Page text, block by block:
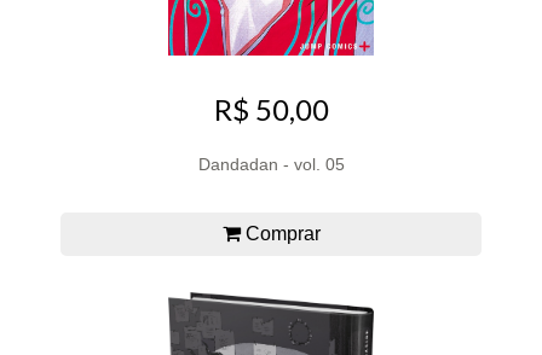
R$ 50,00
Dandadan - vol. 05
Comprar